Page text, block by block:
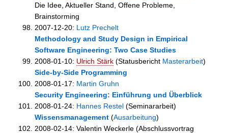
Die Idee, Aktueller Stand, Offene Probleme,
Brainstorming
2007-12-20: Lutz Prechelt
Methodology and Study Design in Empirical
Software Engineering: Two Case Studies
2008-01-10: Ulrich Stärk (Statusbericht Masterarbeit)
Side-by-Side Programming
2008-01-17: Martin Gruhn
Security Engineering: Einführung und Überblick
2008-01-24: Hannes Restel (Seminararbeit)
Wissensmanagement (Ausarbeitung)
2008-02-14: Valentin Weckerle (Abschlussvortrag